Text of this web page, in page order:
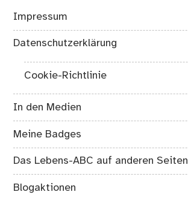
Impressum
Datenschutzerklärung
Cookie-Richtlinie
In den Medien
Meine Badges
Das Lebens-ABC auf anderen Seiten
Blogaktionen